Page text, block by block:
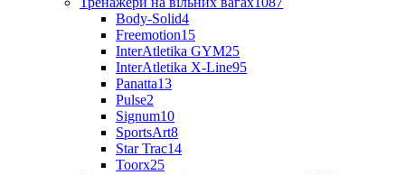
Body-Solid4
Freemotion15
InterAtletika GYM25
InterAtletika X-Line95
Panatta13
Pulse2
Signum10
SportsArt8
Star Trac14
Toorx25